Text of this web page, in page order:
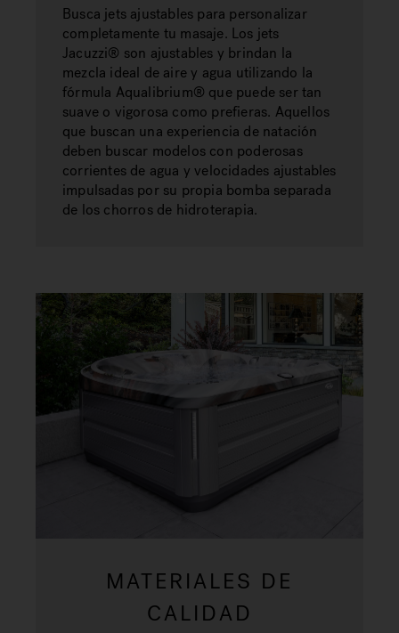
Busca jets ajustables para personalizar
completamente tu masaje. Los jets
Jacuzzi® son ajustables y brindan la
mezcla ideal de aire y agua utilizando la
fórmula Aqualibrium® que puede ser tan
suave o vigorosa como prefieras. Aquellos
que buscan una experiencia de natación
deben buscar modelos con poderosas
corrientes de agua y velocidades ajustables
impulsadas por su propia bomba separada
de los chorros de hidroterapia.
MATERIALES DE
CALIDAD